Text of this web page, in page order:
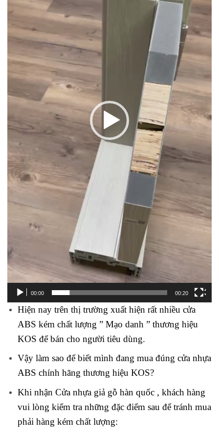
00:00 00:20
Hiện nay trên thị trường xuất hiện rất nhiều cửa
ABS kém chất lượng ” Mạo danh ” thương hiệu
KOS để bán cho người tiêu dùng.
Vậy làm sao để biết mình đang mua đúng cửa nhựa
ABS chính hãng thương hiệu KOS?
Khi nhận Cửa nhựa giả gỗ hàn quốc , khách hàng
vui lòng kiểm tra những đặc điểm sau để tránh mua
phải hàng kém chất lượng: